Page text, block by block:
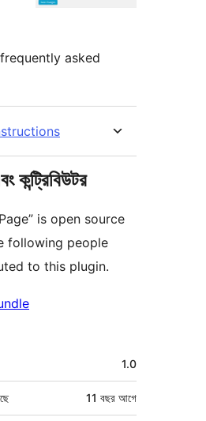
asked
কন্ট্রিবিউটর
is open source
following people
to this plugin.
1.0
11 বছর আগে